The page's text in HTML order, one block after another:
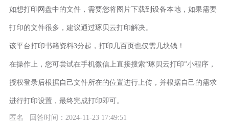
如想打印网盘中的文件，需要您将图片下载到设备本地，如果需要
打印的文件很多，建议通过琢贝云打印解决。
该平台打印书籍资料3分起，打印几百页也仅需几块钱！
在操作上，您可尝试在手机微信上直接搜索“琢贝云打印”小程序，
授权登录后根据自己文件所在的位置进行上传，并根据自己的需求
进行打印设置，最终完成打印即可。
匿名 回答时间：2024-11-23 17:49:51